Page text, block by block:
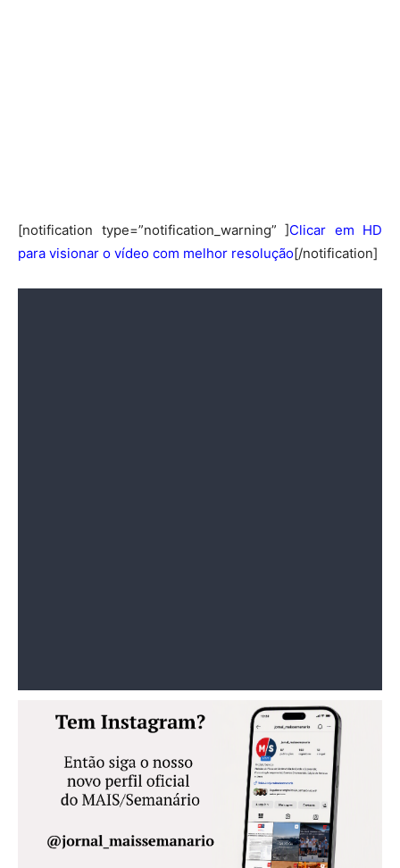
[notification type=”notification_warning” ]Clicar em HD
para visionar o vídeo com melhor resolução[/notification]